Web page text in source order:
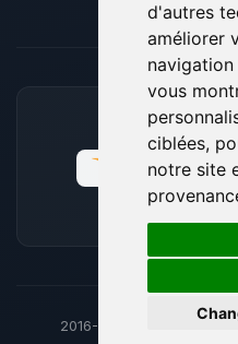
d'autres
améliorer
vous
ciblées,
notre site
MOYENS DE
2016-26 © BoxToPlay -